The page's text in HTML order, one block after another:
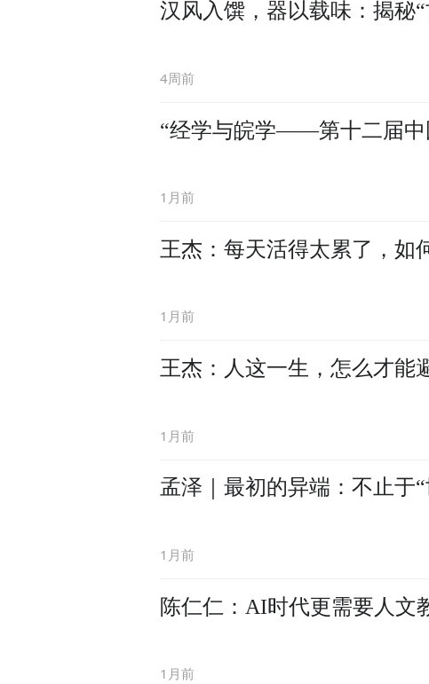
汉风入馔，器以载味：揭秘
4周前
“经学与皖学——第十二届中
1月前
王杰：每天活得太累了，如
1月前
王杰：人这一生，怎么才能
1月前
孟泽｜最初的异端：不止于
1月前
陈仁仁：AI时代更需要人文
1月前